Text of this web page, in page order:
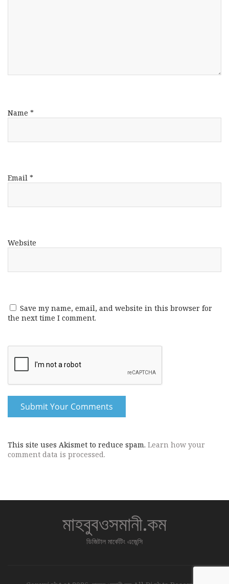
Name *
Email *
Website
Save my name, email, and website in this browser for
the next time I comment.
This site uses Akismet to reduce spam. Learn how your
comment data is processed.
মাহবুবওসমানী.কম
ডিজিটাল মার্কেটিং এজেন্সি